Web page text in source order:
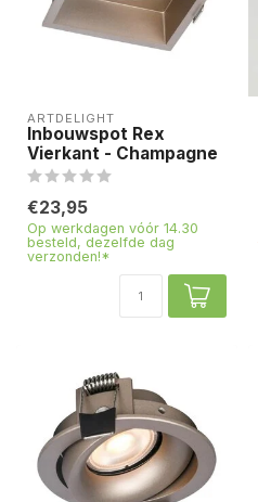
ARTDELIGHT
Inbouwspot Rex
Vierkant - Champagne
€23,95
Op werkdagen vóór 14.30
besteld, dezelfde dag
verzonden!*